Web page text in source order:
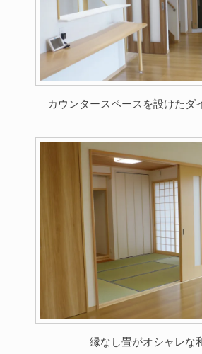
カウンタースペースを設けたダ
縁なし畳がオシャレな